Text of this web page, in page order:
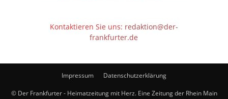
Kontaktieren Sie uns: redaktion@der-
frankfurter.de
Impressum Datenschutzerklärung
© Der Frankfurter - Heimatzeitung mit Herz. Eine Zeitung der Rhein Main